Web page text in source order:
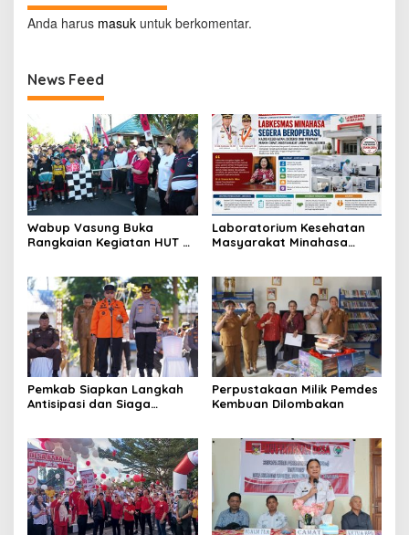
Anda harus masuk untuk berkomentar.
News Feed
Wabup Vasung Buka
Rangkaian Kegiatan HUT RI
Laboratorium Kesehatan
Masyarakat Minahasa
Pemkab Siapkan Langkah
Antisipasi dan Siaga
Perpustakaan Milik Pemdes
Kembuan Dilombakan